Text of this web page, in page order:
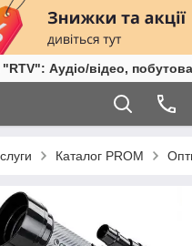
"RTV": Аудіо/відео,
Каталог PROM